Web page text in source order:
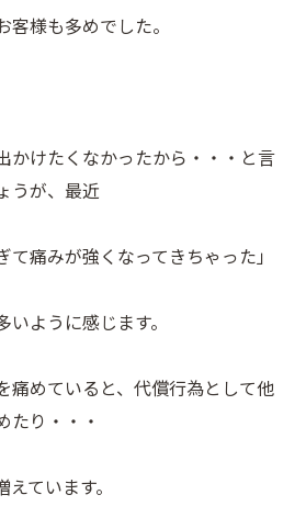
様も多めでした。
かけたくなかったから・・・と言
うが、最近
て痛みが強くなってきちゃった」
ように感じます。
痛めていると、代償行為として他
たり・・・
ています。